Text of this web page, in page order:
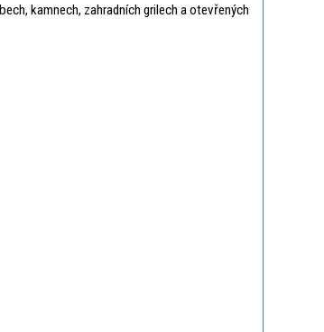
kamnech, zahradních grilech a otevřených